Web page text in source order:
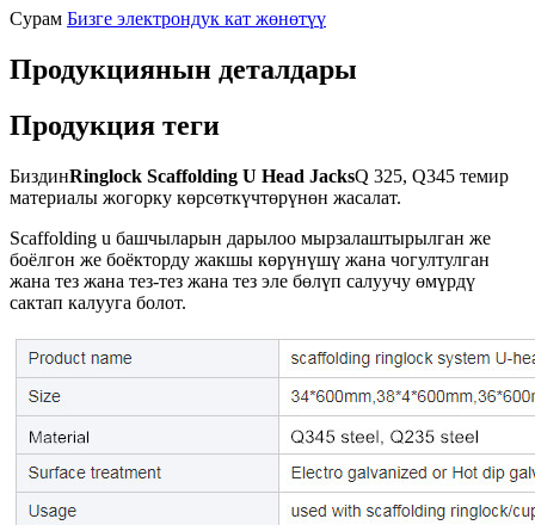
Сурам Бизге электрондук кат жөнөтүү
Продукциянын деталдары
Продукция теги
БиздинRinglock Scaffolding U Head JacksQ 325, Q345 темир
материалы жогорку көрсөткүчтөрүнөн жасалат.
Scaffolding u башчыларын дарылоо мырзалаштырылган же
боёлгон же боёкторду жакшы көрүнүшү жана чогултулган
жана тез жана тез-тез жана тез эле бөлүп салуучу өмүрдү
сактап калууга болот.